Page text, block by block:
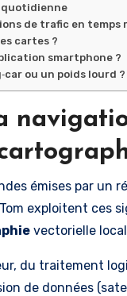
quotidienne
de trafic en temps
cartes ?
smartphone ?
ou un poids lourd ?
émises par
exploitent ces
vectorielle
du traitement
de données